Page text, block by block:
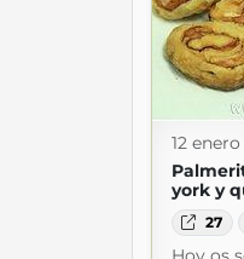
12 enero
york y
27